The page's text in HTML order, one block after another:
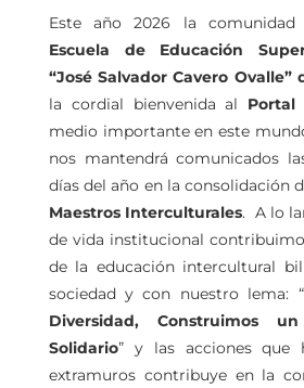
Este año 2026 la
Escuela de Educación
“José Salvador Cavero Ovalle”
la cordial bienvenida al Portal
medio importante en este
nos mantendrá comunicados
días del año en la consolidación
Maestros Interculturales. A lo
de vida institucional
de la educación intercultural
sociedad y con nuestro lema: “
Diversidad, Construimos
Solidario” y las acciones que
extramuros contribuye en la